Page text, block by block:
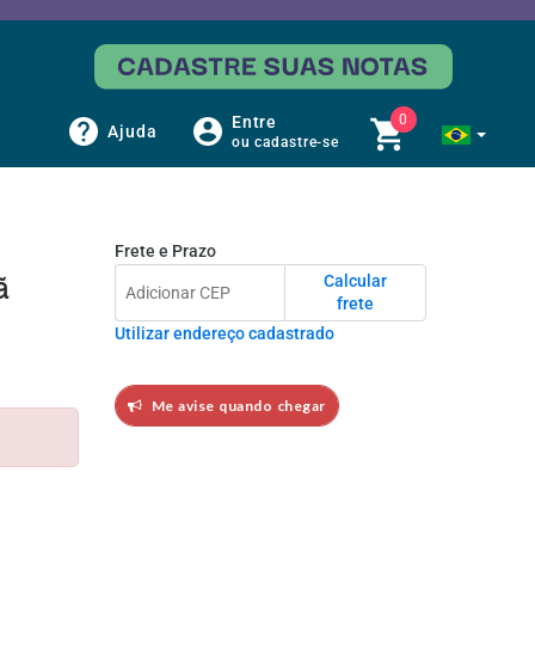
Ajuda Entre
ou cadastre-se
0
Frete e Prazo
Calcular
frete
Utilizar endereço cadastrado
Me avise quando chegar